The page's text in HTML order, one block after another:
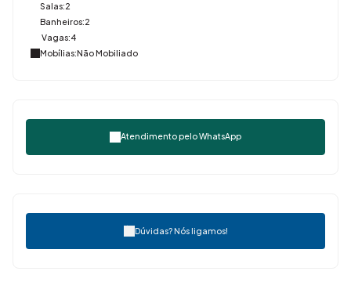
Salas:2
Banheiros:2
Vagas:4
Mobílias:Não Mobiliado
Atendimento peloWhatsApp
Dúvidas? Nós ligamos!